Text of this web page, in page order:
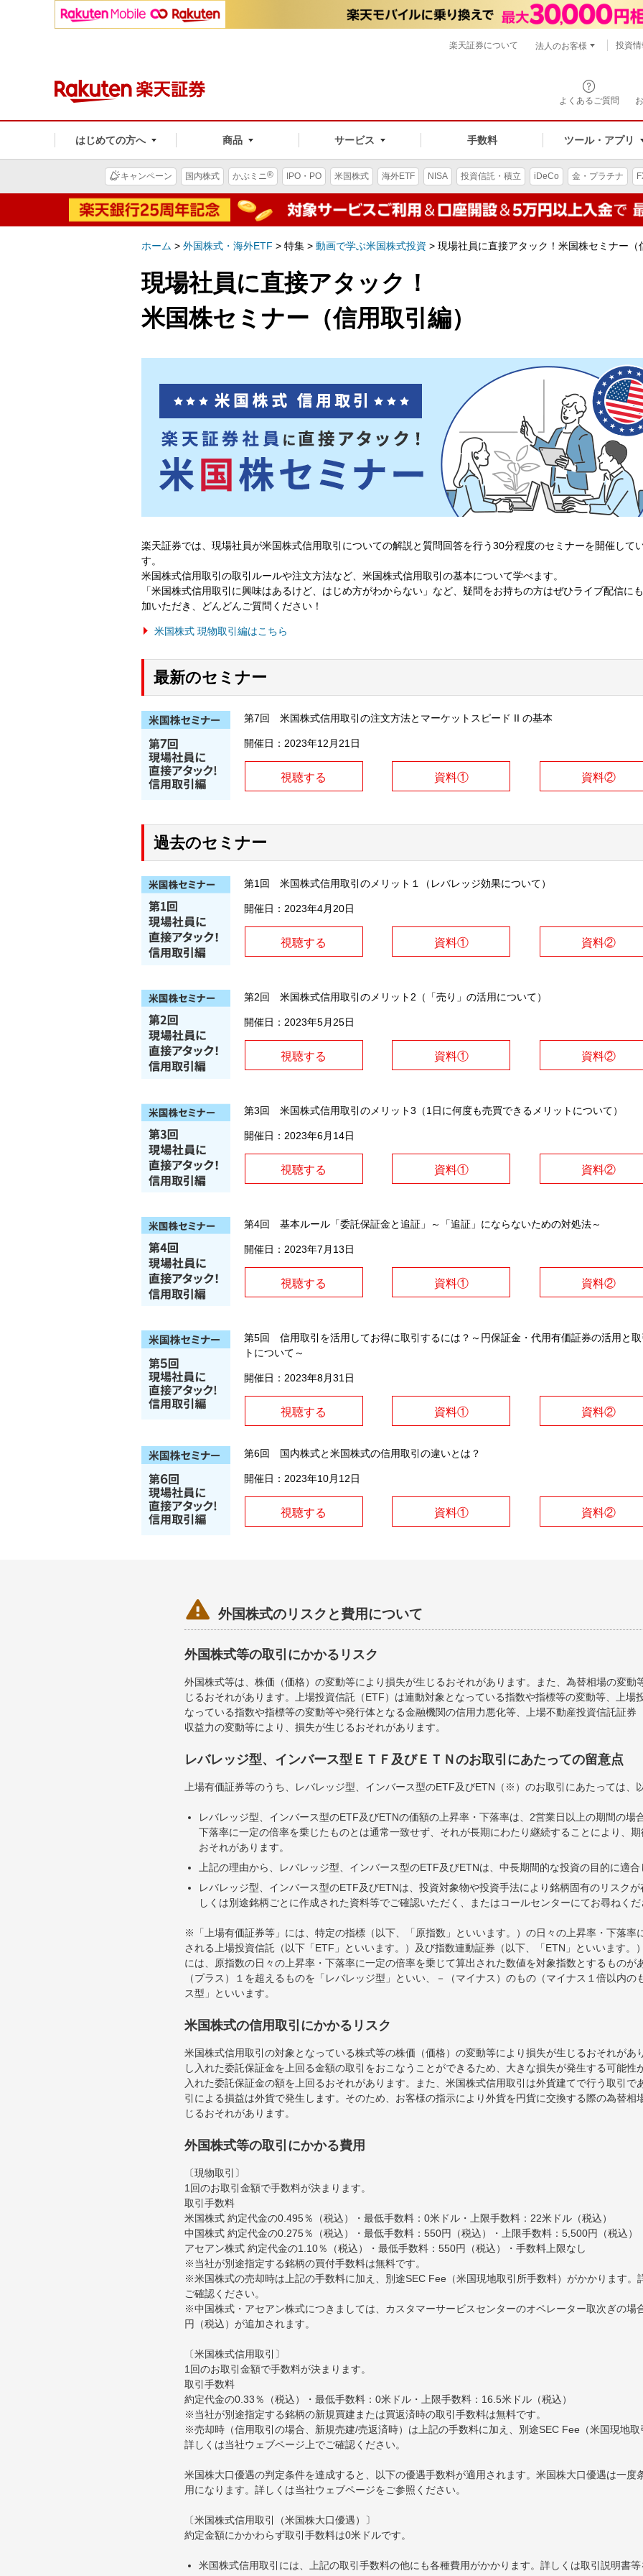
よくあるご質問
はじめての方へ 商品 サービス 手数料 ツール・アプリ
楽天証券について 法人のお客様 投資
キャンペーン 国内株式 かぶミニ® IPO・PO 米国株式 海外ETF NISA 投資信託・積立 iDeCo 金・プラチナ
ホーム > 外国株式・海外ETF > 特集 > 動画で学ぶ米国株式投資 > 現場社員に直接アタック！米国株セミナー（
現場社員に直接アタック！
米国株セミナー（信用取引編）
楽天証券では、現場社員が米国株式信用取引についての解説と質問回答を行う30分程度のセミナーを開催して
す。
米国株式信用取引の取引ルールや注文方法など、米国株式信用取引の基本について学べます。
「米国株式信用取引に興味はあるけど、はじめ方がわからない」など、疑問をお持ちの方はぜひライブ配信に
加いただき、どんどんご質問ください！
米国株式 現物取引編はこちら
最新のセミナー
第7回 米国株式信用取引の注文方法とマーケットスピード II の基本
開催日：2023年12月21日
視聴する 資料① 資料②
過去のセミナー
第1回 米国株式信用取引のメリット１（レバレッジ効果について）
開催日：2023年4月20日
視聴する 資料① 資料②
第2回 米国株式信用取引のメリット2（「売り」の活用について）
開催日：2023年5月25日
視聴する 資料① 資料②
第3回 米国株式信用取引のメリット3（1日に何度も売買できるメリットについて）
開催日：2023年6月14日
視聴する 資料① 資料②
第4回 基本ルール「委託保証金と追証」～「追証」にならないための対処法～
開催日：2023年7月13日
視聴する 資料① 資料②
第5回 信用取引を活用してお得に取引するには？～円保証金・代用有価証券の活用と
トについて～
開催日：2023年8月31日
視聴する 資料① 資料②
第6回 国内株式と米国株式の信用取引の違いとは？
開催日：2023年10月12日
視聴する 資料① 資料②
 外国株式のリスクと費用について
外国株式等の取引にかかるリスク
外国株式等は、株価（価格）の変動等により損失が生じるおそれがあります。また、為替相場の変動
じるおそれがあります。上場投資信託（ETF）は連動対象となっている指数や指標等の変動等、上場
なっている指数や指標等の変動等や発行体となる金融機関の信用力悪化等、上場不動産投資信託証券
収益力の変動等により、損失が生じるおそれがあります。
レバレッジ型、インバース型ＥＴＦ及びＥＴＮのお取引にあたっての留意点
上場有価証券等のうち、レバレッジ型、インバース型のETF及びETN（※）のお取引にあたっては、
レバレッジ型、インバース型のETF及びETNの価額の上昇率・下落率は、2営業日以上の期間の場
下落率に一定の倍率を乗じたものとは通常一致せず、それが長期にわたり継続することにより、
おそれがあります。
上記の理由から、レバレッジ型、インバース型のETF及びETNは、中長期間的な投資の目的に適
レバレッジ型、インバース型のETF及びETNは、投資対象物や投資手法により銘柄固有のリスク
しくは別途銘柄ごとに作成された資料等でご確認いただく、またはコールセンターにてお尋ねく
※「上場有価証券等」には、特定の指標（以下、「原指数」といいます。）の日々の上昇率・下落率
される上場投資信託（以下「ETF」といいます。）及び指数連動証券（以下、「ETN」といいます。
には、原指数の日々の上昇率・下落率に一定の倍率を乗じて算出された数値を対象指数とするものが
（プラス）１を超えるものを「レバレッジ型」といい、－（マイナス）のもの（マイナス１倍以内の
ス型」といいます。
米国株式の信用取引にかかるリスク
米国株式信用取引の対象となっている株式等の株価（価格）の変動等により損失が生じるおそれがあ
し入れた委託保証金を上回る金額の取引をおこなうことができるため、大きな損失が発生する可能性
入れた委託保証金の額を上回るおそれがあります。また、米国株式信用取引は外貨建てで行う取引で
引による損益は外貨で発生します。そのため、お客様の指示により外貨を円貨に交換する際の為替相
じるおそれがあります。
外国株式等の取引にかかる費用
〔現物取引〕
1回のお取引金額で手数料が決まります。
取引手数料
米国株式 約定代金の0.495％（税込）・最低手数料：0米ドル・上限手数料：22米ドル（税込）
中国株式 約定代金の0.275％（税込）・最低手数料：550円（税込）・上限手数料：5,500円（税込）
アセアン株式 約定代金の1.10％（税込）・最低手数料：550円（税込）・手数料上限なし
※当社が別途指定する銘柄の買付手数料は無料です。
※米国株式の売却時は上記の手数料に加え、別途SEC Fee（米国現地取引所手数料）がかかります。
ご確認ください。
※中国株式・アセアン株式につきましては、カスタマーサービスセンターのオペレーター取次ぎの場
円（税込）が追加されます。
〔米国株式信用取引〕
1回のお取引金額で手数料が決まります。
取引手数料
約定代金の0.33％（税込）・最低手数料：0米ドル・上限手数料：16.5米ドル（税込）
※当社が別途指定する銘柄の新規買建または買返済時の取引手数料は無料です。
※売却時（信用取引の場合、新規売建/売返済時）は上記の手数料に加え、別途SEC Fee（米国現地
詳しくは当社ウェブページ上でご確認ください。
米国株大口優遇の判定条件を達成すると、以下の優遇手数料が適用されます。米国株大口優遇は一度
用になります。詳しくは当社ウェブページをご参照ください。
〔米国株式信用取引（米国株大口優遇）〕
約定金額にかかわらず取引手数料は0米ドルです。
米国株式信用取引には、上記の取引手数料の他にも各種費用がかかります。詳しくは取引説明書